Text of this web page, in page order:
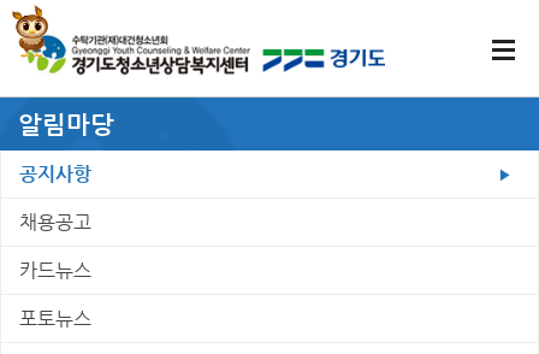
알림마당
공지사항
채용공고
카드뉴스
포토뉴스